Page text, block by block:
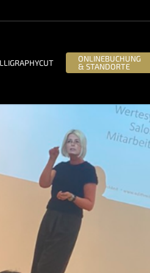
ONLINEBUCHUNG
& STANDORTE